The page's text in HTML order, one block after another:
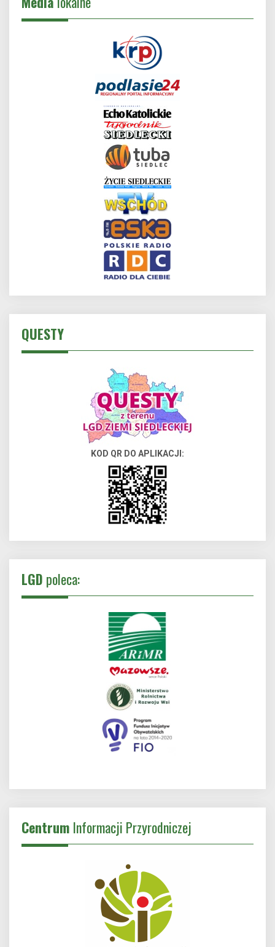
QUESTY
KOD QR DO APLIKACJI:
LGD poleca:
Centrum Informacji Przyrodniczej